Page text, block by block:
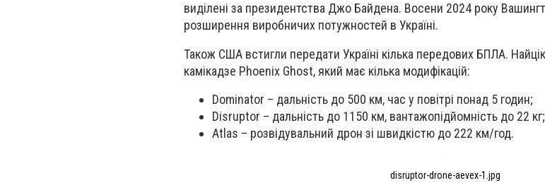
виділені за президентства Джо Байдена. Восени 2024 року
розширення виробничих потужностей в Україні.
Також США встигли передати Україні кілька передових БПЛА.
камікадзе Phoenix Ghost, який має кілька модифікацій:
Dominator – дальність до 500 км, час у повітрі понад 5 годин;
Disruptor – дальність до 1150 км, вантажопідйомність до 22 кг;
Atlas – розвідувальний дрон зі швидкістю до 222 км/год.
disruptor-drone-aevex-1.jpg